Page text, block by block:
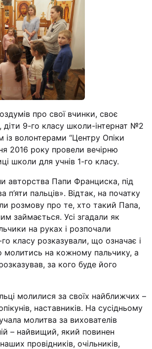
Як допомогти
Підтримати сім’ю
Юричко
“#Усинови_ТИ”
Законодавство
Освіта
Контакти
(096) 749 79 80
procopecj@gmail.com
про свої вчинки, своє
діти 9-го класу школи-інтернат №2
із волонтерами “Центру Опіки
2016 року провели вечірню
школи для учнів 1-го класу.
авторства Папи Франциска, під
п’яти пальців». Відтак, на початку
розмову про те, хто такий Папа,
займається. Усі згадали як
на руках і розпочали
класу розказували, що означає і
молитись на кожному пальчику, а
за кого буде його
молилися за своїх найближчих –
наставників. На сусідньому
молитва за вихователів
– найвищий, який повинен
провідників, очільників,